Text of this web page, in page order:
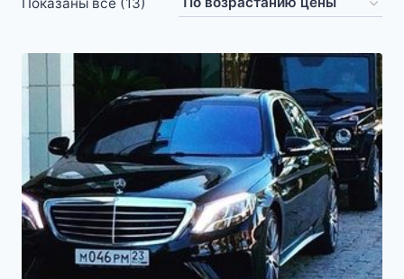
возрастанию